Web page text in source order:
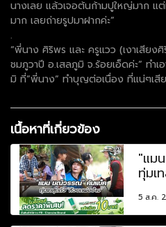
นางเลย แล้วเจอต้นก้ามปูใหญ่มาก
มาก เลยถ่ายรูปมาฝากค่ะ”
.
“พี่นาง ศิริพร และ ครูแวว (เงาเสียง
ชมภูวาปี อ.เสลภูมิ จ.ร้อยเอ็ดค่ะ” ทำเ
มิ ที่”พี่นาง” ทำบุญต่อเนื่อง ที่แน่ๆเสี
เนื้อหาที่เกี่ยวข้อง
"แม
ทุ่มเ
5 ส.ค.